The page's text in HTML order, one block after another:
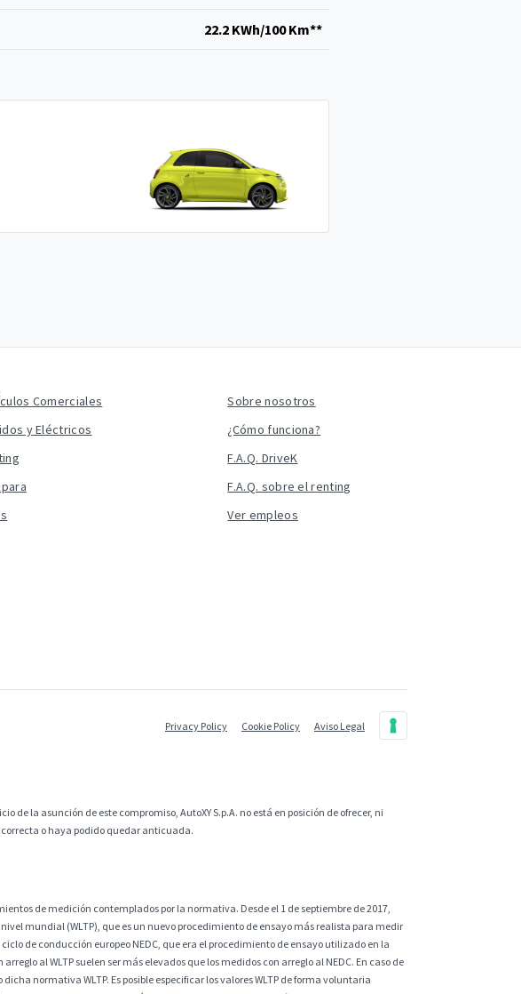
22.2 KWh/100 Km**
Comerciales
y Eléctricos
Sobre nosotros
¿Cómo funciona?
F.A.Q. DriveK
F.A.Q. sobre el renting
Ver empleos
Privacy Policy Cookie Policy Aviso Legal
de la asunción de este compromiso, AutoXY S.p.A. no está en posición de ofrecer, ni
o haya podido quedar anticuada.
de medición contemplados por la normativa. Desde el 1 de septiembre de 2017,
mundial (WLTP), que es un nuevo procedimiento de ensayo más realista para medir
de conducción europeo NEDC, que era el procedimiento de ensayo utilizado en la
al WLTP suelen ser más elevados que los medidos con arreglo al NEDC. En caso de
normativa WLTP. Es posible especificar los valores WLTP de forma voluntaria